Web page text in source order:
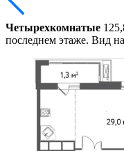
Четырехкомнатые
последнем этаже. Вид